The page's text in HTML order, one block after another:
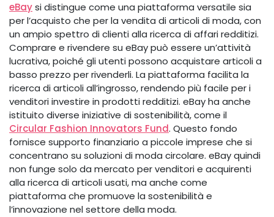
eBaysi distingue come una piattaforma versatile sia
per l’acquisto che per la vendita di articoli di moda, con
un ampio spettro di clienti alla ricerca di affari redditizi.
Comprare e rivendere su eBay può essere un’attività
lucrativa, poiché gli utenti possono acquistare articoli a
basso prezzo per rivenderli. La piattaforma facilita la
ricerca di articoli all’ingrosso, rendendo più facile per i
venditori investire in prodotti redditizi. eBay ha anche
istituito diverse iniziative di sostenibilità, come il
Circular Fashion Innovators Fund. Questo fondo
fornisce supporto finanziario a piccole imprese che si
concentrano su soluzioni di moda circolare. eBay quindi
non funge solo da mercato per venditori e acquirenti
alla ricerca di articoli usati, ma anche come
piattaforma che promuove la sostenibilità e
l’innovazione nel settore della moda.